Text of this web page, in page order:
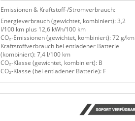
Emissionen & Kraftstoff-/Stromverbrauch:
Energieverbrauch (gewichtet, kombiniert): 3,2
l/100 km plus 12,6 kWh/100 km
CO₂-Emissionen (gewichtet, kombiniert): 72 g/km
Kraftstoffverbrauch bei entladener Batterie
(kombiniert): 7,4 l/100 km
CO₂-Klasse (gewichtet, kombiniert): B
CO₂-Klasse (bei entladener Batterie): F